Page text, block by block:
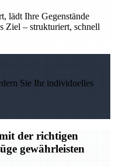
lädt Ihre Gegenstände
Ziel – strukturiert, schnell
Sie Ihr individuelles
der richtigen
gewährleisten